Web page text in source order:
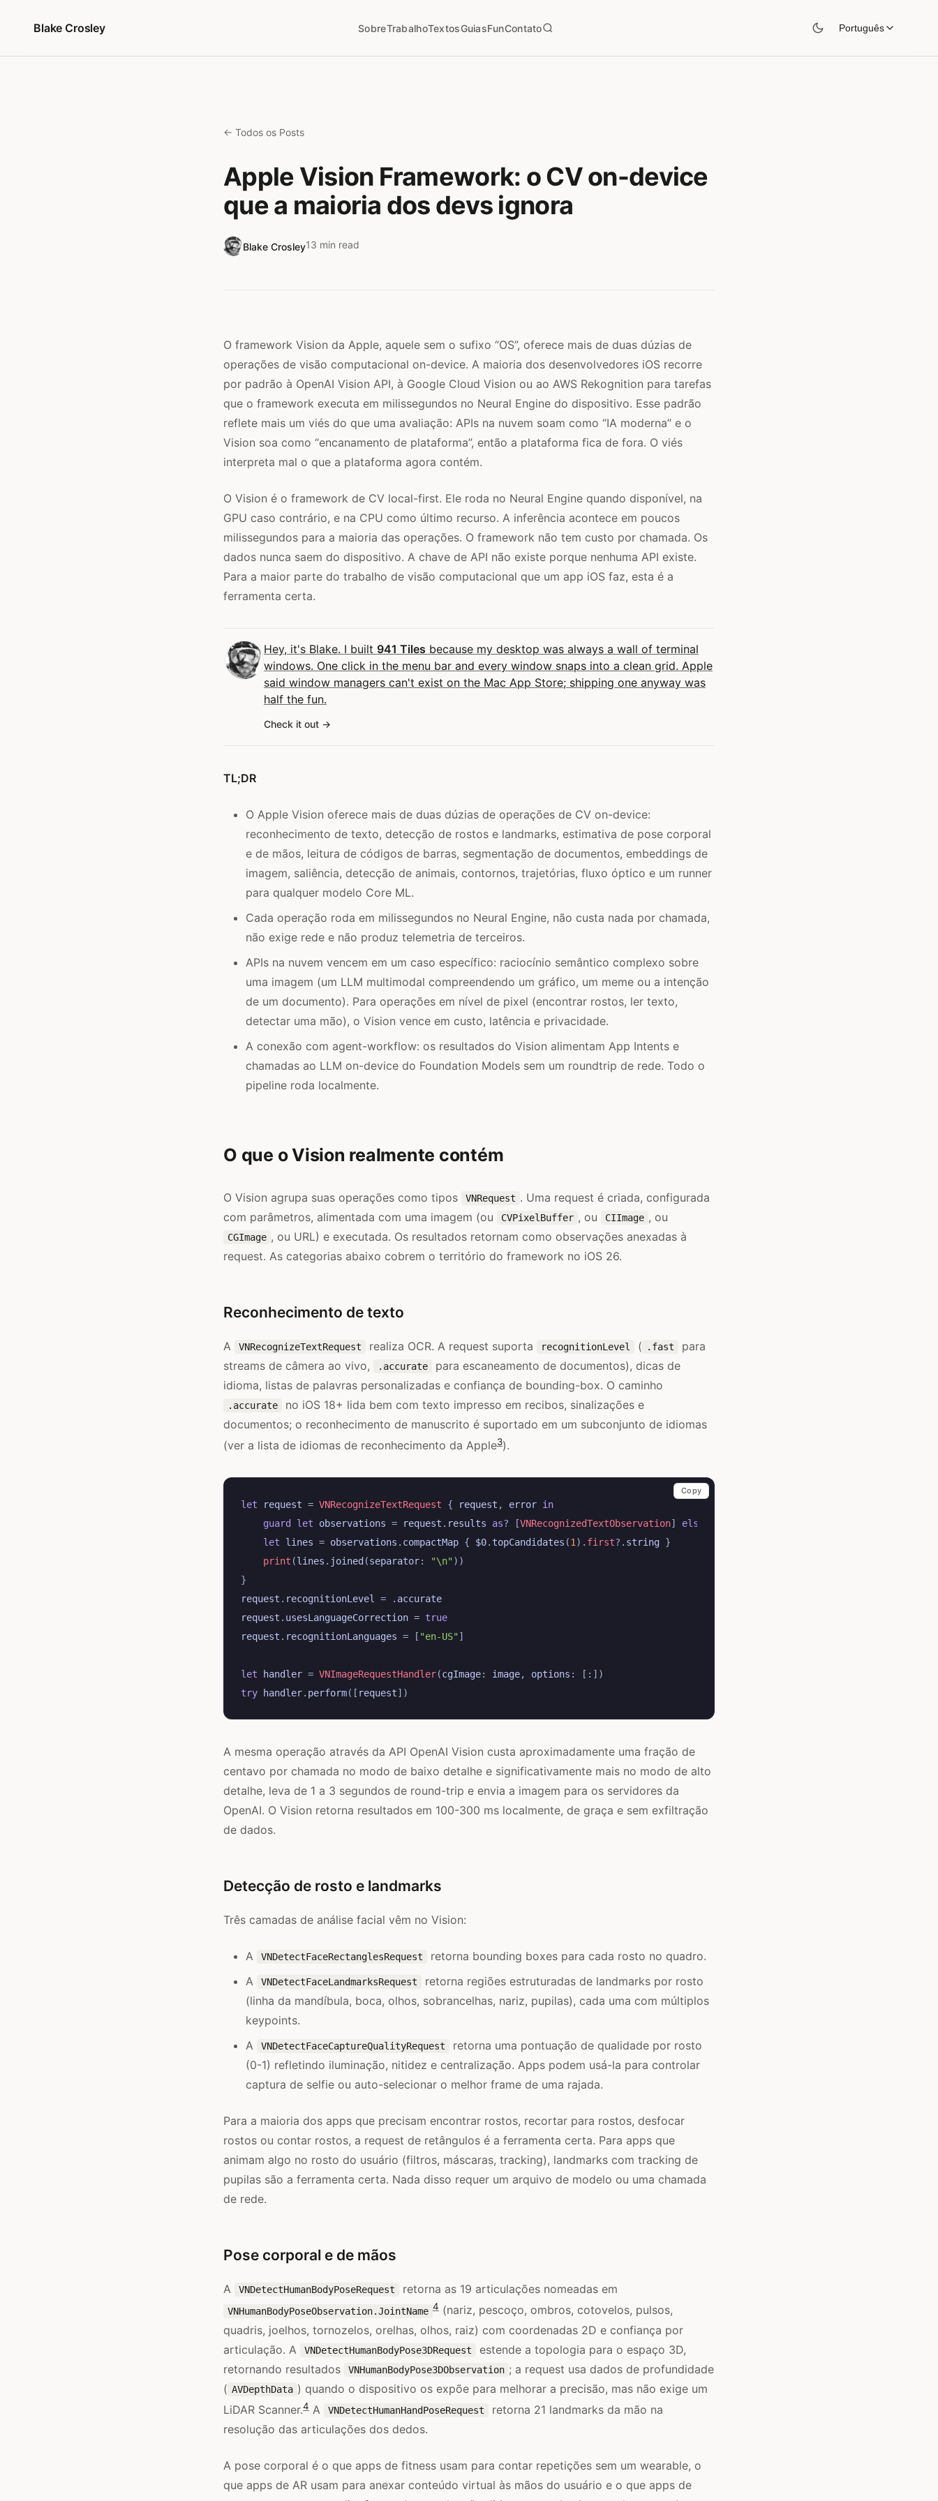
Blake Crosley
SobreTrabalhoTextosGuiasFunContato Português
← Todos os Posts
Apple Vision Framework: o CV on-device
que a maioria dos devs ignora
Blake Crosley13 min read
O framework Vision da Apple, aquele sem o sufixo “OS”, oferece mais de duas dúzias de
operações de visão computacional on-device. A maioria dos desenvolvedores iOS recorre
por padrão à OpenAI Vision API, à Google Cloud Vision ou ao AWS Rekognition para tarefas
que o framework executa em milissegundos no Neural Engine do dispositivo. Esse padrão
reflete mais um viés do que uma avaliação: APIs na nuvem soam como “IA moderna” e o
Vision soa como “encanamento de plataforma”, então a plataforma fica de fora. O viés
interpreta mal o que a plataforma agora contém.
O Vision é o framework de CV local-first. Ele roda no Neural Engine quando disponível, na
GPU caso contrário, e na CPU como último recurso. A inferência acontece em poucos
milissegundos para a maioria das operações. O framework não tem custo por chamada. Os
dados nunca saem do dispositivo. A chave de API não existe porque nenhuma API existe.
Para a maior parte do trabalho de visão computacional que um app iOS faz, esta é a
ferramenta certa.
Hey, it's Blake. I built 941 Tiles because my desktop was always a wall of terminal
windows. One click in the menu bar and every window snaps into a clean grid. Apple
said window managers can't exist on the Mac App Store; shipping one anyway was
half the fun.
Check it out
TL;DR
O Apple Vision oferece mais de duas dúzias de operações de CV on-device:
reconhecimento de texto, detecção de rostos e landmarks, estimativa de pose corporal
e de mãos, leitura de códigos de barras, segmentação de documentos, embeddings de
imagem, saliência, detecção de animais, contornos, trajetórias, fluxo óptico e um runner
para qualquer modelo Core ML.
Cada operação roda em milissegundos no Neural Engine, não custa nada por chamada,
não exige rede e não produz telemetria de terceiros.
APIs na nuvem vencem em um caso específico: raciocínio semântico complexo sobre
uma imagem (um LLM multimodal compreendendo um gráfico, um meme ou a intenção
de um documento). Para operações em nível de pixel (encontrar rostos, ler texto,
detectar uma mão), o Vision vence em custo, latência e privacidade.
A conexão com agent-workflow: os resultados do Vision alimentam App Intents e
chamadas ao LLM on-device do Foundation Models sem um roundtrip de rede. Todo o
pipeline roda localmente.
O que o Vision realmente contém
O Vision agrupa suas operações como tipos VNRequest . Uma request é criada, configurada
com parâmetros, alimentada com uma imagem (ou
CVPixelBuffer , ou CIImage , ou
CGImage , ou URL) e executada. Os resultados retornam como observações anexadas à
request. As categorias abaixo cobrem o território do framework no iOS 26.
Reconhecimento de texto
A VNRecognizeTextRequest realiza OCR. A request suporta recognitionLevel ( .fast
para
streams de câmera ao vivo,
.accurate
para escaneamento de documentos), dicas de
idioma, listas de palavras personalizadas e confiança de bounding-box. O caminho
.accurate
no iOS 18+ lida bem com texto impresso em recibos, sinalizações e
documentos; o reconhecimento de manuscrito é suportado em um subconjunto de idiomas
(ver a lista de idiomas de reconhecimento da Apple3).
let request = VNRecognizeTextRequest { request , error in
guard
let observations = request . results as? [VNRecognizedTextObservation] else
let
lines = observations . compactMap { $0. topCandidates (1). first?. string }
print (lines . joined (separator: "\n" ))
}
request . recognitionLevel = . accurate
request . usesLanguageCorrection = true
request . recognitionLanguages = [ "en-US" ]
let handler = VNImageRequestHandler(cgImage: image, options :
[:])
try
handler. perform([ request])
Copy
A mesma operação através da API OpenAI Vision custa aproximadamente uma fração de
centavo por chamada no modo de baixo detalhe e significativamente mais no modo de alto
detalhe, leva de 1 a 3 segundos de round-trip e envia a imagem para os servidores da
OpenAI. O Vision retorna resultados em 100-300 ms localmente, de graça e sem exfiltração
de dados.
Detecção de rosto e landmarks
Três camadas de análise facial vêm no Vision:
A VNDetectFaceRectanglesRequest
retorna bounding boxes para cada rosto no quadro.
A
VNDetectFaceLandmarksRequest
retorna regiões estruturadas de landmarks por rosto
(linha da mandíbula, boca, olhos, sobrancelhas, nariz, pupilas), cada uma com múltiplos
keypoints.
A
VNDetectFaceCaptureQualityRequest
retorna uma pontuação de qualidade por rosto
(0-1) refletindo iluminação, nitidez e centralização. Apps podem usá-la para controlar
captura de selfie ou auto-selecionar o melhor frame de uma rajada.
Para a maioria dos apps que precisam encontrar rostos, recortar para rostos, desfocar
rostos ou contar rostos, a request de retângulos é a ferramenta certa. Para apps que
animam algo no rosto do usuário (filtros, máscaras, tracking), landmarks com tracking de
pupilas são a ferramenta certa. Nada disso requer um arquivo de modelo ou uma chamada
de rede.
Pose corporal e de mãos
A VNDetectHumanBodyPoseRequest retorna as 19 articulações nomeadas em
VNHumanBodyPoseObservation.JointName 4 (nariz, pescoço, ombros, cotovelos, pulsos,
quadris, joelhos, tornozelos, orelhas, olhos, raiz) com coordenadas 2D e confiança por
articulação. A
VNDetectHumanBodyPose3DRequest
estende a topologia para o espaço 3D,
retornando resultados
VNHumanBodyPose3DObservation ; a request usa dados de profundidade
( AVDepthData ) quando o dispositivo os expõe para melhorar a precisão, mas não exige um
LiDAR Scanner.4 A VNDetectHumanHandPoseRequest
retorna 21 landmarks da mão na
resolução das articulações dos dedos.
A pose corporal é o que apps de fitness usam para contar repetições sem um wearable, o
que apps de AR usam para anexar conteúdo virtual às mãos do usuário e o que apps de